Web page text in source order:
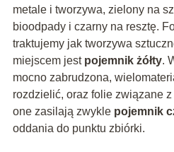
metale i tworzywa, zielony na
bioodpady i czarny na resztę.
traktujemy jak tworzywa
miejscem jest pojemnik żółty.
mocno zabrudzona,
rozdzielić, oraz folie związane
one zasilają zwykle pojemnik
oddania do punktu zbiórki.